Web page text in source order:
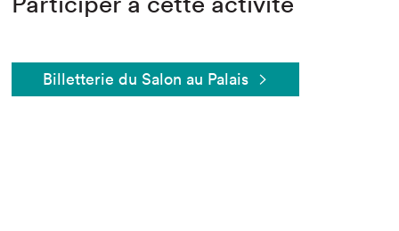
Billetterie du Salon au Palais